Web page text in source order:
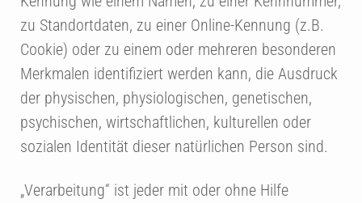
zu Standortdaten, zu einer Online-Kennung (z.B.
Cookie) oder zu einem oder mehreren besonderen
Merkmalen identifiziert werden kann, die Ausdruck
der physischen, physiologischen, genetischen,
psychischen, wirtschaftlichen, kulturellen oder
sozialen Identität dieser natürlichen Person sind.
„Verarbeitung“ ist jeder mit oder ohne Hilfe